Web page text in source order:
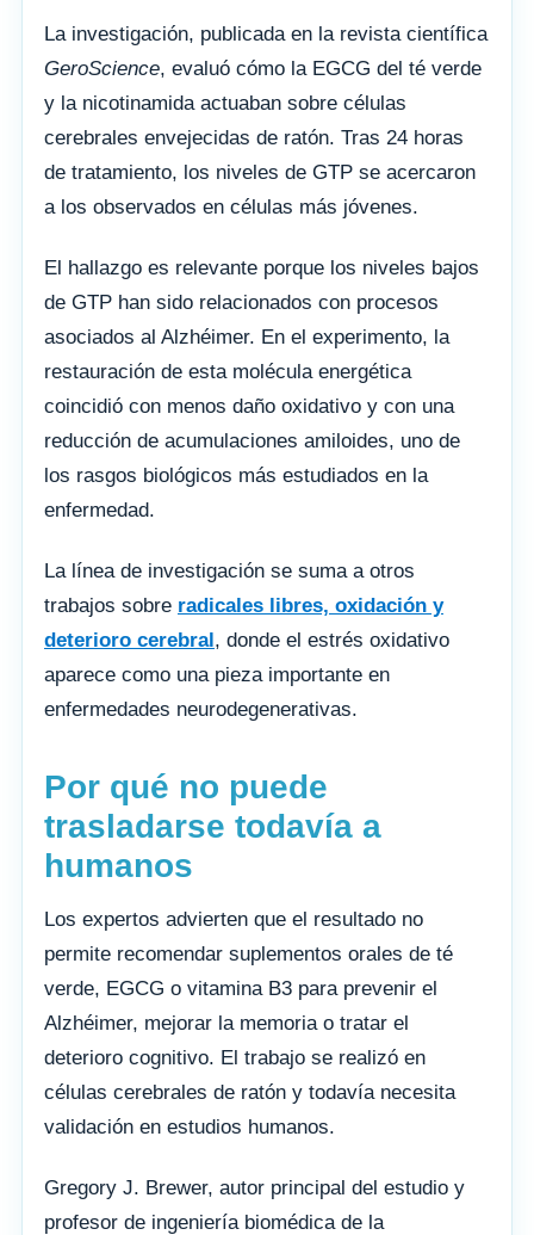
La investigación, publicada en la revista científica
GeroScience, evaluó cómo la EGCG del té verde
y la nicotinamida actuaban sobre células
cerebrales envejecidas de ratón. Tras 24 horas
de tratamiento, los niveles de GTP se acercaron
a los observados en células más jóvenes.
El hallazgo es relevante porque los niveles bajos
de GTP han sido relacionados con procesos
asociados al Alzhéimer. En el experimento, la
restauración de esta molécula energética
coincidió con menos daño oxidativo y con una
reducción de acumulaciones amiloides, uno de
los rasgos biológicos más estudiados en la
enfermedad.
La línea de investigación se suma a otros
trabajos sobre radicales libres, oxidación y
deterioro cerebral, donde el estrés oxidativo
aparece como una pieza importante en
enfermedades neurodegenerativas.
Por qué no puede
trasladarse todavía a
humanos
Los expertos advierten que el resultado no
permite recomendar suplementos orales de té
verde, EGCG o vitamina B3 para prevenir el
Alzhéimer, mejorar la memoria o tratar el
deterioro cognitivo. El trabajo se realizó en
células cerebrales de ratón y todavía necesita
validación en estudios humanos.
Gregory J. Brewer, autor principal del estudio y
profesor de ingeniería biomédica de la